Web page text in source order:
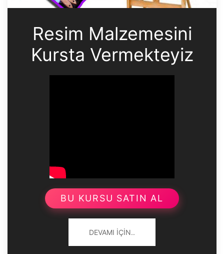
Resim Malzemesini
Kursta Vermekteyiz
BU KURSU SATIN AL
DEVAMI İÇIN..